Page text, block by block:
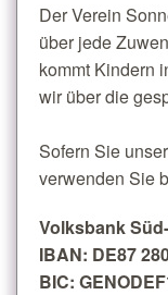
Der Verein
über jede
kommt Kindern
wir über die
Sofern Sie
verwenden Sie
Volksbank
IBAN: DE87
BIC: